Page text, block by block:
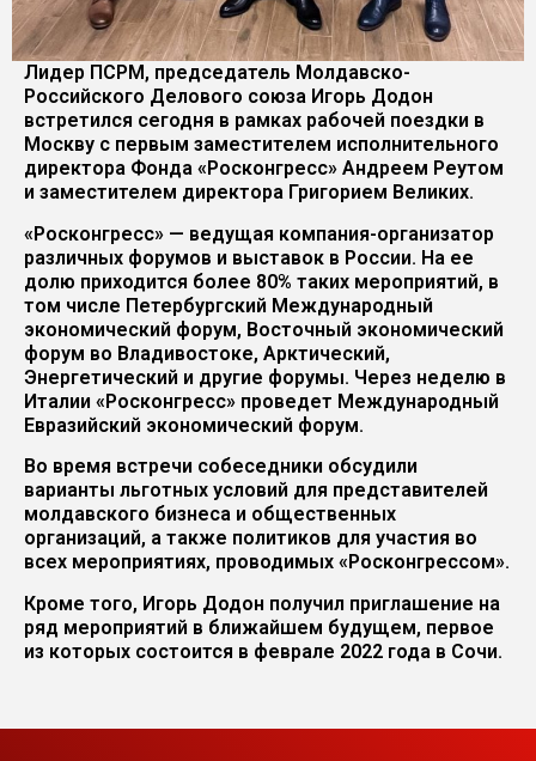
Лидер ПСРМ, председатель Молдавско-
Российского Делового союза Игорь Додон
встретился сегодня в рамках рабочей поездки в
Москву с первым заместителем исполнительного
директора Фонда «Росконгресс» Андреем Реутом
и заместителем директора Григорием Великих.
«Росконгресс» — ведущая компания-организатор
различных форумов и выставок в России. На ее
долю приходится более 80% таких мероприятий, в
том числе Петербургский Международный
экономический форум, Восточный экономический
форум во Владивостоке, Арктический,
Энергетический и другие форумы. Через неделю в
Италии «Росконгресс» проведет Международный
Евразийский экономический форум.
Во время встречи собеседники обсудили
варианты льготных условий для представителей
молдавского бизнеса и общественных
организаций, а также политиков для участия во
всех мероприятиях, проводимых «Росконгрессом».
Кроме того, Игорь Додон получил приглашение на
ряд мероприятий в ближайшем будущем, первое
из которых состоится в феврале 2022 года в Сочи.